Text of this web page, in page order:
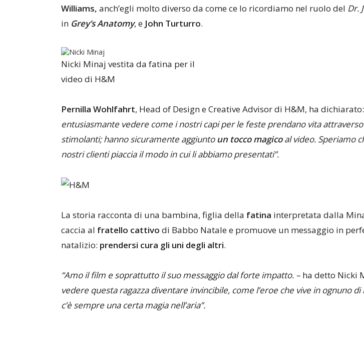
Williams, anch’egli molto diverso da come ce lo ricordiamo nel ruolo del Dr.
in Grey’s Anatomy, e John Turturro.
Nicki Minaj vestita da fatina per il
video di H&M
Pernilla Wohlfahrt, Head of Design e Creative Advisor di H&M, ha dichiarato:
entusiasmante vedere come i nostri capi per le feste prendano vita
stimolanti; hanno sicuramente aggiunto un tocco magicoal video. Speriamo
nostri clienti piaccia il modo in cui li abbiamo presentati”.
La storia racconta di una bambina, figlia della fatina interpretata dalla
caccia al fratello cattivo di Babbo Natale e promuove un messaggio in
natalizio: prendersi cura gli uni degli altri.
“Amo il film e soprattutto il suo messaggio dal forte impatto. – ha detto Nicki
vedere questa ragazza diventare invincibile, come l’eroe che vive in ognuno di
c’è sempre una certa magia nell’aria”.